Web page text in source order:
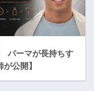
パーマが長持ちす
公開】